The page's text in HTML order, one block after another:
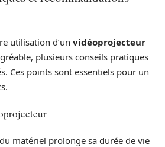
utilisation d’un vidéoprojecteur
plusieurs conseils pratiques
Ces points sont essentiels pour un
matériel prolonge sa durée de vie